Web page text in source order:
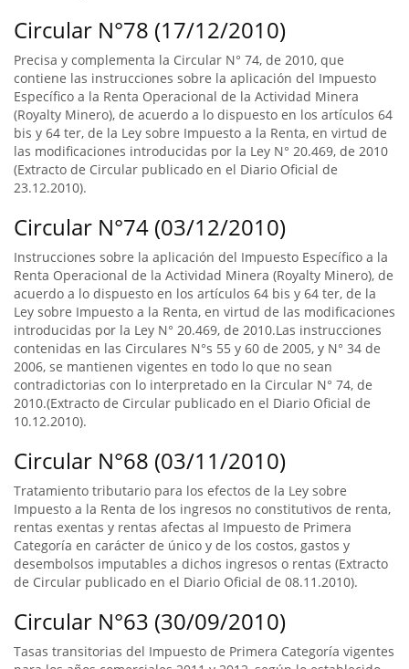
Circular N°78 (17/12/2010)
Precisa y complementa la Circular N° 74, de 2010, que
contiene las instrucciones sobre la aplicación del Impuesto
Específico a la Renta Operacional de la Actividad Minera
(Royalty Minero), de acuerdo a lo dispuesto en los artículos 64
bis y 64 ter, de la Ley sobre Impuesto a la Renta, en virtud de
las modificaciones introducidas por la Ley N° 20.469, de 2010
(Extracto de Circular publicado en el Diario Oficial de
23.12.2010).
Circular N°74 (03/12/2010)
Instrucciones sobre la aplicación del Impuesto Específico a la
Renta Operacional de la Actividad Minera (Royalty Minero), de
acuerdo a lo dispuesto en los artículos 64 bis y 64 ter, de la
Ley sobre Impuesto a la Renta, en virtud de las modificaciones
introducidas por la Ley N° 20.469, de 2010.Las instrucciones
contenidas en las Circulares N°s 55 y 60 de 2005, y N° 34 de
2006, se mantienen vigentes en todo lo que no sean
contradictorias con lo interpretado en la Circular N° 74, de
2010.(Extracto de Circular publicado en el Diario Oficial de
10.12.2010).
Circular N°68 (03/11/2010)
Tratamiento tributario para los efectos de la Ley sobre
Impuesto a la Renta de los ingresos no constitutivos de renta,
rentas exentas y rentas afectas al Impuesto de Primera
Categoría en carácter de único y de los costos, gastos y
desembolsos imputables a dichos ingresos o rentas (Extracto
de Circular publicado en el Diario Oficial de 08.11.2010).
Circular N°63 (30/09/2010)
Tasas transitorias del Impuesto de Primera Categoría vigentes